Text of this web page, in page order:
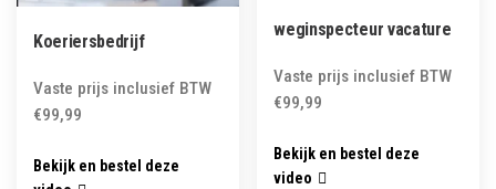
Koeriersbedrijf
Vaste prijs inclusief BTW
€99,99
Bekijk en bestel deze
weginspecteur vacature
Vaste prijs inclusief BTW
€99,99
Bekijk en bestel deze
video